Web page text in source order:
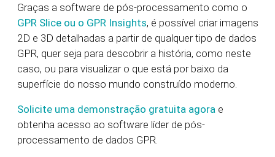
Graças a software de pós-processamento como o
GPR Slice ou o GPR Insights, é possível criar imagens
2D e 3D detalhadas a partir de qualquer tipo de dados
GPR, quer seja para descobrir a história, como neste
caso, ou para visualizar o que está por baixo da
superfície do nosso mundo construído moderno.
Solicite uma demonstração gratuita agora e
obtenha acesso ao software líder de pós-
processamento de dados GPR.